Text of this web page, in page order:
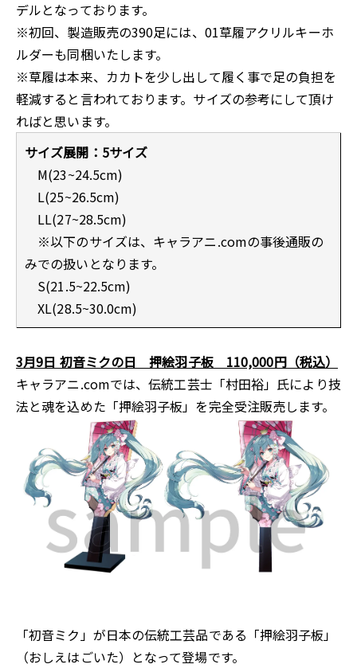
デルとなっております。
※初回、製造販売の390足には、01草履アクリルキーホ
ルダーも同梱いたします。
※草履は本来、カカトを少し出して履く事で足の負担を
軽減すると言われております。サイズの参考にして頂け
ればと思います。
サイズ展開：5サイズ
M(23~24.5cm)
L(25~26.5cm)
LL(27~28.5cm)
※以下のサイズは、キャラアニ.comの事後通販の
みでの扱いとなります。
S(21.5~22.5cm)
XL(28.5~30.0cm)
3月9日 初音ミクの日 押絵羽子板 110,000円（税込）
キャラアニ.comでは、伝統工芸士「村田裕」氏により技
法と魂を込めた「押絵羽子板」を完全受注販売します。
「初音ミク」が日本の伝統工芸品である「押絵羽子板」
（おしえはごいた）となって登場です。